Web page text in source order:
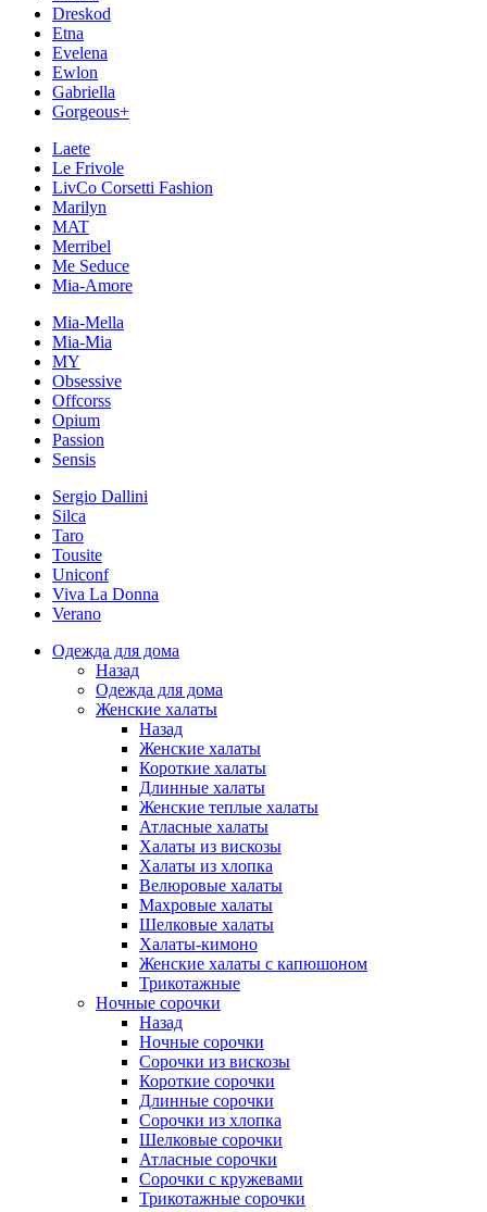
Dreskod
Etna
Evelena
Ewlon
Gabriella
Gorgeous+
Laete
Le Frivole
LivCo Corsetti Fashion
Marilyn
MAT
Merribel
Me Seduce
Mia-Amore
Mia-Mella
Mia-Mia
MY
Obsessive
Offcorss
Opium
Passion
Sensis
Sergio Dallini
Silca
Taro
Tousite
Uniconf
Viva La Donna
Verano
Одежда для дома
Назад
Одежда для дома
Женские халаты
Назад
Женские халаты
Короткие халаты
Длинные халаты
Женские теплые халаты
Атласные халаты
Халаты из вискозы
Халаты из хлопка
Велюровые халаты
Махровые халаты
Шелковые халаты
Халаты-кимоно
Женские халаты с капюшоном
Трикотажные
Ночные сорочки
Назад
Ночные сорочки
Сорочки из вискозы
Короткие сорочки
Длинные сорочки
Сорочки из хлопка
Шелковые сорочки
Атласные сорочки
Сорочки с кружевами
Трикотажные сорочки